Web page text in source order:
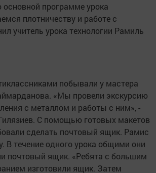
основной программе урока
плотничеству и работе с
учитель урока технологии Рамиль
побывали у мастера
«Мы провели экскурсию
с металлом и работы с ним», -
С помощью готовых макетов
сделать почтовый ящик. Рамис
В течение одного урока общими они
почтовый ящик. «Ребята с большим
изготовили ящик. Затем